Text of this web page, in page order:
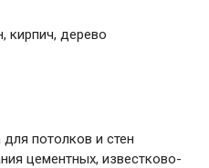
кирпич, дерево
потолков и стен
цементных, известково-